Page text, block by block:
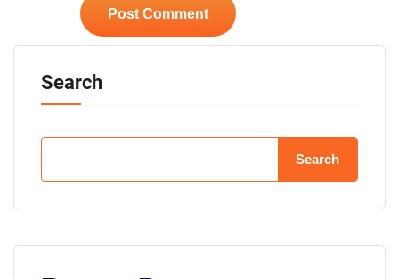
Search
Search